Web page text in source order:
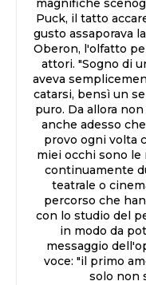
magnifiche
Puck, il tatto
gusto assaporava
Oberon, l'olfatto
attori. "Sogno di
aveva
catarsi, bensì un
puro. Da allora
anche adesso
provo ogni volta
miei occhi sono
continuamente
teatrale o
percorso che
con lo studio del
in modo da
messaggio
voce: "il primo
solo non